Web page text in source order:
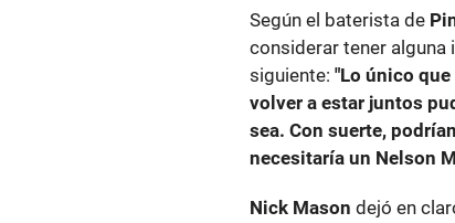
Según el baterista de
considerar tener alguna
siguiente: "Lo único
volver a estar juntos
sea. Con suerte,
necesitaría un Nelson
Nick Mason dejó en